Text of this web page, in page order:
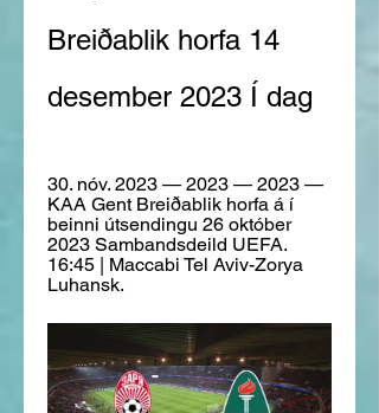
Breiðablik horfa 14
desember 2023 Í dag
30. nóv. 2023 — 2023 — 2023 —
KAA Gent Breiðablik horfa á í
beinni útsendingu 26 október
2023 Sambandsdeild UEFA.
16:45 | Maccabi Tel Aviv-Zorya
Luhansk.